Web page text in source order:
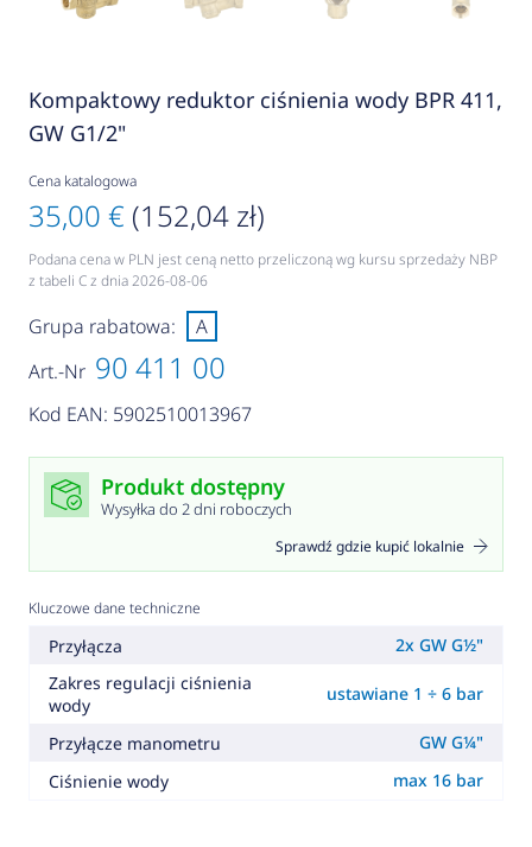
Kompaktowy reduktor ciśnienia wody BPR 411,
GW G1/2"
Cena katalogowa
35,00 € (152,04 zł)
Podana cena w PLN jest ceną netto przeliczoną wg kursu sprzedaży NBP
z tabeli C z dnia 2026-08-06
Art.-Nr 90 411 00
Kod EAN: 5902510013967
Grupa rabatowa: A
Produkt dostępny
Wysyłka do 2 dni roboczych
Sprawdź gdzie kupić lokalnie
Kluczowe dane techniczne
Przyłącza
2x GW G½"
Zakres regulacji ciśnienia
wody
ustawiane 1 ÷ 6 bar
Przyłącze manometru
GW G¼"
Ciśnienie wody
max 16 bar